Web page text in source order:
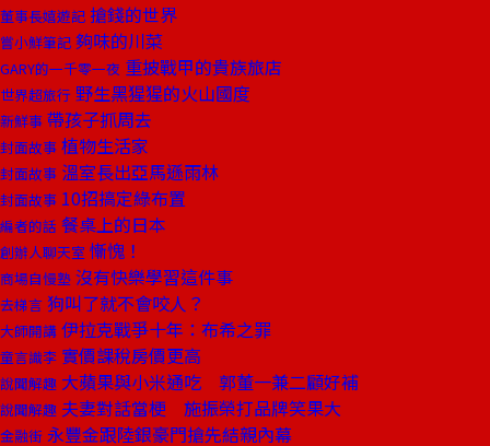
董事長嬉遊記 搶錢的世界
嘗小鮮筆記 夠味的川菜
GARY的一千零一夜 重披戰甲的貴族旅店
世界超旅行 野生黑猩猩的火山國度
新鮮事 帶孩子抓周去
封面故事 植物生活家
封面故事 溫室長出亞馬遜雨林
封面故事 10招搞定綠布置
編者的話 餐桌上的日本
創辦人聊天室 慚愧！
商場自慢塾 沒有快樂學習這件事
去梯言 狗叫了就不會咬人？
大師開講 伊拉克戰爭十年：布希之罪
童言識李 實價課稅房價更高
說聞解趣 大蘋果與小米通吃 郭董一兼二顧好補
說聞解趣 夫妻對話當梗 施振榮打品牌笑果大
金融街 永豐金跟陸銀豪門搶先結親內幕